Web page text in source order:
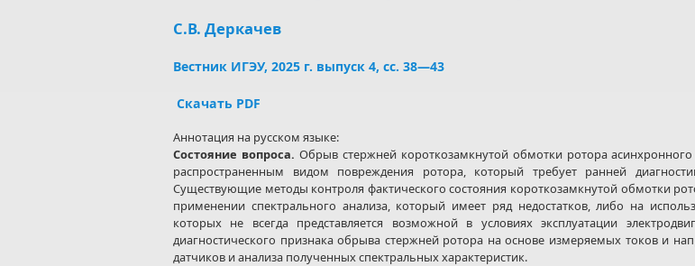
С.В. Деркачев
Вестник ИГЭУ, 2025 г. выпуск 4, сс. 38—43
Скачать PDF
Аннотация на русском языке:
Состояние вопроса. Обрыв стержней короткозамкнутой обмотки ротора
распространенным видом повреждения ротора, который требует ранней
Существующие методы контроля фактического состояния короткозамкнутой обмотки
применении спектрального анализа, который имеет ряд недостатков, либо на
которых не всегда представляется возможной в условиях эксплуатации
диагностического признака обрыва стержней ротора на основе измеряемых токов и
датчиков и анализа полученных спектральных характеристик.